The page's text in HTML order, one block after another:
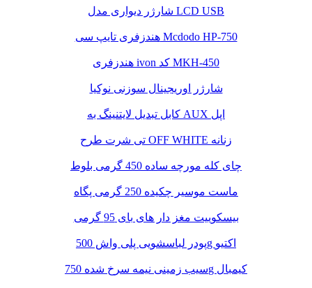
شارژر دیواری مدل LCD USB
هندزفری تایپ سی Mcdodo HP-750
هندزفری ivon کد MKH-450
شارژر اوریجینال سوزنی نوکیا
کابل تبدیل لایتنینگ به AUX اپل
تی شرت طرح OFF WHITE زنانه
چای کله مورچه ساده 450 گرمی بلوط
ماست موسیر چکیده 250 گرمی پگاه
بیسکوییت مغز دار های بای 95 گرمی
پودر لباسشویی پلی واش 500g اکتیو
سیب زمینی نیمه سرخ شده 750g کیمبال